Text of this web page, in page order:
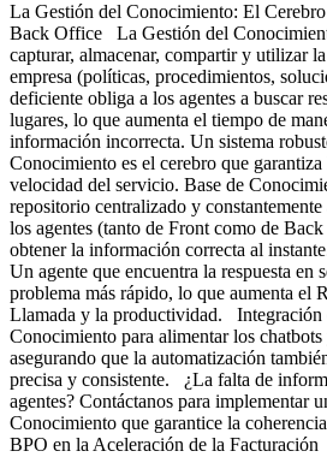
La Gestión del Conocimiento: El
Back Office La Gestión del
capturar, almacenar, compartir y utilizar
empresa (políticas, procedimientos,
deficiente obliga a los agentes a buscar
lugares, lo que aumenta el tiempo de
información incorrecta. Un sistema
Conocimiento es el cerebro que
velocidad del servicio. Base de
repositorio centralizado y
los agentes (tanto de Front como de
obtener la información correcta al
Un agente que encuentra la respuesta en
problema más rápido, lo que aumenta el
Llamada y la productividad.
Conocimiento para alimentar los
asegurando que la automatización
precisa y consistente. ¿La falta de
agentes? Contáctanos para implementar
Conocimiento que garantice la
BPO en la Aceleración de la Facturación